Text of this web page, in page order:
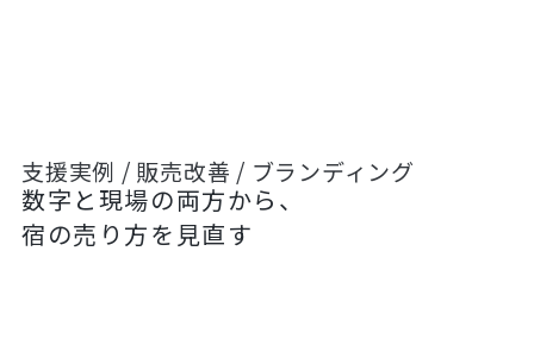
支援実例 / 販売改善 / ブランディング
数字と現場の両方から、
宿の売り方を見直す